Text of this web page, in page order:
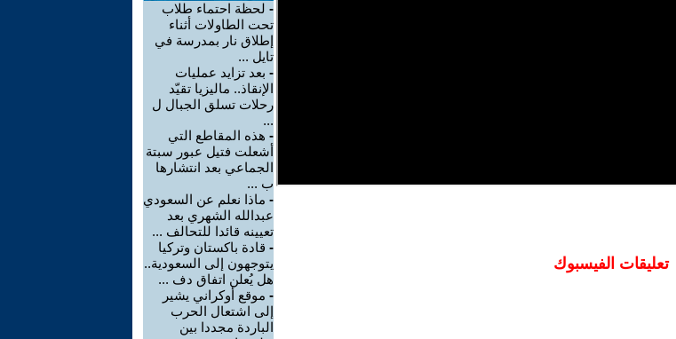
تعليقات الفيسبوك
- لحظة احتماء طلاب
تحت الطاولات أثناء
إطلاق نار بمدرسة في
تايل ...
- بعد تزايد عمليات
الإنقاذ.. ماليزيا تقيّد
رحلات تسلق الجبال ل
...
- هذه المقاطع التي
أشعلت فتيل عبور سبتة
الجماعي بعد انتشارها
ب ...
- ماذا نعلم عن السعودي
عبدالله الشهري بعد
تعيينه قائدا للتحالف ...
- قادة باكستان وتركيا
يتوجهون إلى السعودية..
هل يُعلن اتفاق دف ...
- موقع أوكراني يشير
إلى اشتعال الحرب
الباردة مجددا بين